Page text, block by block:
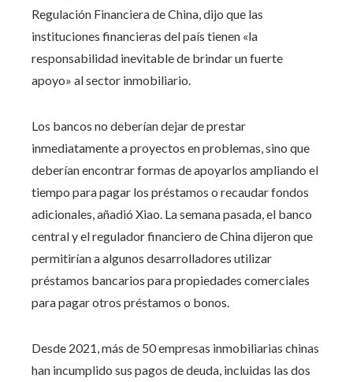
Regulación Financiera de China, dijo que las
instituciones financieras del país tienen «la
responsabilidad inevitable de brindar un fuerte
apoyo» al sector inmobiliario.
Los bancos no deberían dejar de prestar
inmediatamente a proyectos en problemas, sino que
deberían encontrar formas de apoyarlos ampliando el
tiempo para pagar los préstamos o recaudar fondos
adicionales, añadió Xiao. La semana pasada, el banco
central y el regulador financiero de China dijeron que
permitirían a algunos desarrolladores utilizar
préstamos bancarios para propiedades comerciales
para pagar otros préstamos o bonos.
Desde 2021, más de 50 empresas inmobiliarias chinas
han incumplido sus pagos de deuda, incluidas las dos